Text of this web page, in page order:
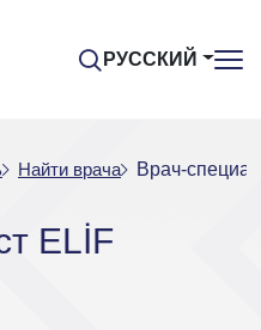
РУССКИЙ
Найти врача Врач-
ELİF